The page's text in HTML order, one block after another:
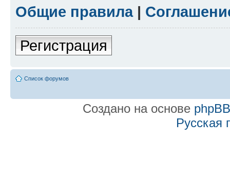
Общие правила|
Регистрация
Список форумов
Создано на основе phpBB
Русская